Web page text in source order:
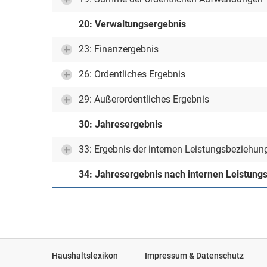
20: Verwaltungsergebnis
23: Finanzergebnis
26: Ordentliches Ergebnis
29: Außerordentliches Ergebnis
30: Jahresergebnis
33: Ergebnis der internen
34: Jahresergebnis nach internen
Haushaltslexikon Impressum & Datenschutz